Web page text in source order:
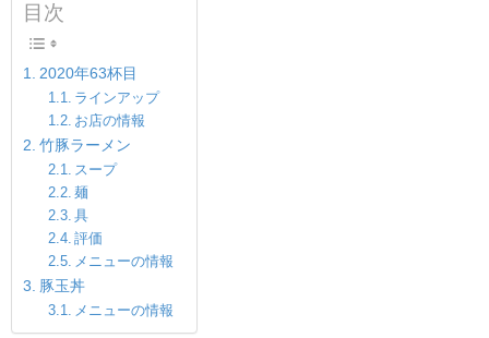
目次
2020年63杯目
ラインアップ
お店の情報
竹豚ラーメン
スープ
麺
具
評価
メニューの情報
豚玉丼
メニューの情報